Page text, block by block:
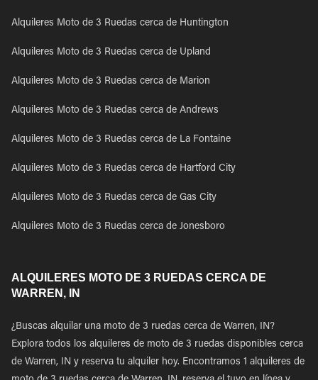
Alquileres Moto de 3 Ruedas cerca de Huntington
Alquileres Moto de 3 Ruedas cerca de Upland
Alquileres Moto de 3 Ruedas cerca de Marion
Alquileres Moto de 3 Ruedas cerca de Andrews
Alquileres Moto de 3 Ruedas cerca de La Fontaine
Alquileres Moto de 3 Ruedas cerca de Hartford City
Alquileres Moto de 3 Ruedas cerca de Gas City
Alquileres Moto de 3 Ruedas cerca de Jonesboro
ALQUILERES MOTO DE 3 RUEDAS CERCA DE
WARREN, IN
¿Buscas alquilar una moto de 3 ruedas cerca de Warren, IN?
Explora todos los alquileres de moto de 3 ruedas disponibles cerca
de Warren, IN y reserva tu alquiler hoy. Encontramos 1 alquileres de